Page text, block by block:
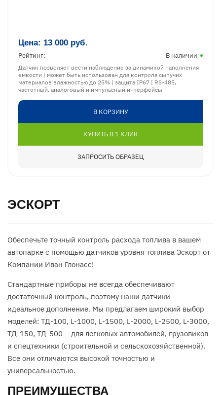
Цена: 13 000 руб.
Рейтинг: В наличии
Датчик позволяет вести наблюдение за динамикой наполнения
емкости | может быть использован для контроля сыпучих
материалов влажностью до 25% | защита IP67 | RS-485,
частотный, аналоговый и импульсный интерфейсы
В КОРЗИНУ
КУПИТЬ В 1 КЛИК
ЗАПРОСИТЬ ОБРАЗЕЦ
ЭСКОРТ
Обеспечьте точный контроль расхода топлива в вашем
автопарке с помощью датчиков уровня топлива Эскорт от
Компании Иван Глонасс!
Стандартные приборы не всегда обеспечивают
достаточный контроль, поэтому наши датчики –
идеальное дополнение. Мы предлагаем широкий выбор
моделей: ТД-100, L-1000, L-1500, L-2000, L-2500, L-3000,
ТД-150, ТД-500 – для легковых автомобилей, грузовиков
и спецтехники (строительной и сельскохозяйственной).
Все они отличаются высокой точностью и
универсальностью.
ПРЕИМУЩЕСТВА